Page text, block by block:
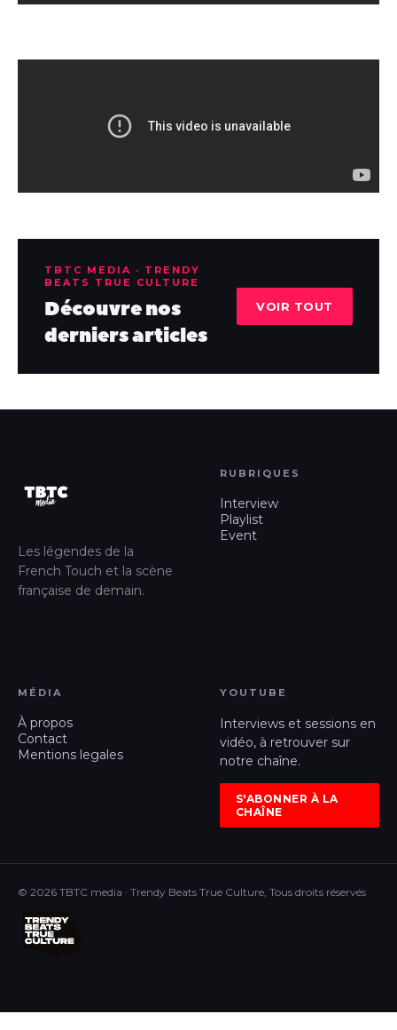
TBTC MEDIA · TRENDY
BEATS TRUE CULTURE
Découvre nos
derniers articles
VOIR TOUT
Les légendes de la
French Touch et la scène
française de demain.
RUBRIQUES
Interview
Playlist
Event
MÉDIA
À propos
Contact
Mentions legales
YOUTUBE
Interviews et sessions en
vidéo, à retrouver sur
notre chaîne.
S'ABONNER À LA
CHAÎNE
© 2026 TBTC media · Trendy Beats True Culture, Tous droits réservés